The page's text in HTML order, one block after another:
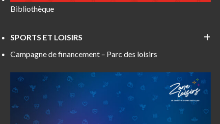
Bibliothèque
SPORTS ET LOISIRS
Campagne de financement – Parc des loisirs